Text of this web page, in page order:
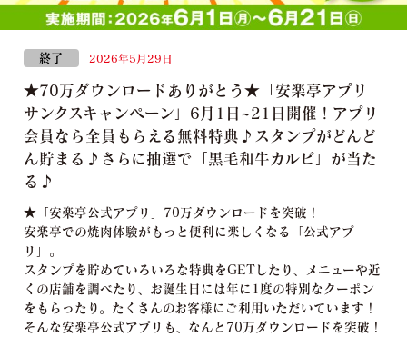
終了 2026年5月29日
★70万ダウンロードありがとう★「安楽亭アプリ
サンクスキャンペーン」6月1日~21日開催！アプリ
会員なら全員もらえる無料特典♪スタンプがどんど
ん貯まる♪さらに抽選で「黒毛和牛カルビ」が当た
る♪
★「安楽亭公式アプリ」70万ダウンロードを突破！
安楽亭での焼肉体験がもっと便利に楽しくなる「公式アプ
リ」。
スタンプを貯めていろいろな特典をGETしたり、メニューや近
くの店舗を調べたり、お誕生日には年に1度の特別なクーポン
をもらったり。たくさんのお客様にご利用いただいています！
そんな安楽亭公式アプリも、なんと70万ダウンロードを突破！